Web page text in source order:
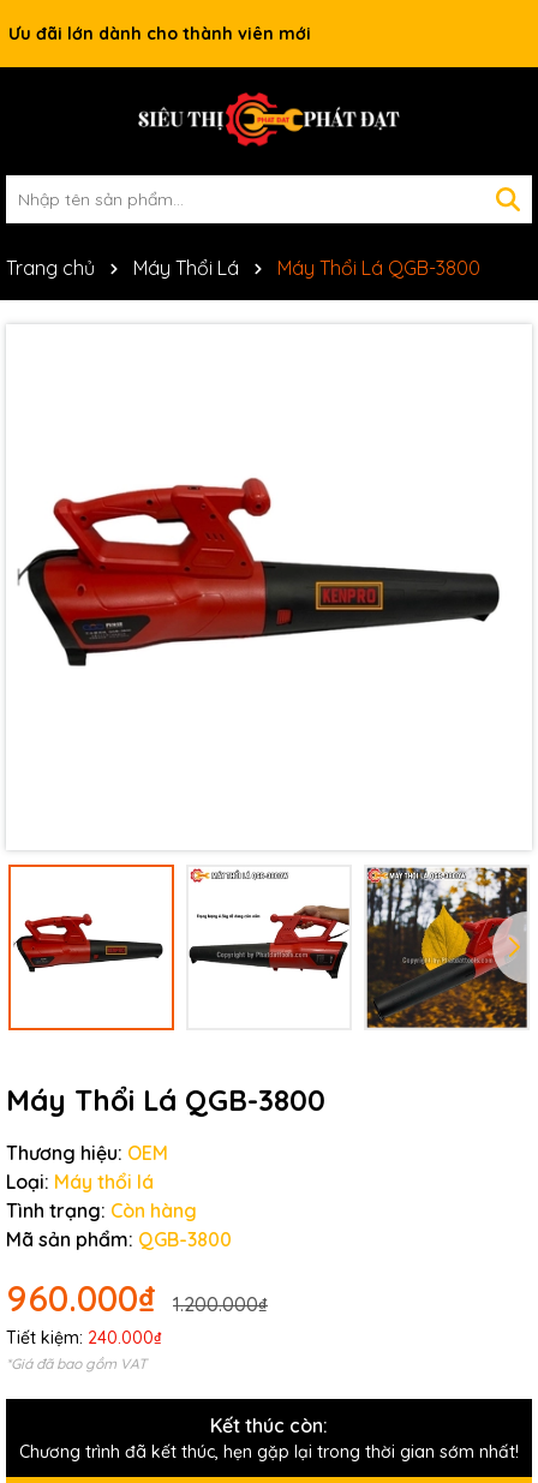
Ưu đãi lớn dành cho thành viên mới
Trang chủ Máy Thổi Lá Máy Thổi Lá QGB-3800
Máy Thổi Lá QGB-3800
Thương hiệu: OEM
Loại: Máy thổi lá
Tình trạng: Còn hàng
Mã sản phẩm: QGB-3800
960.000₫ 1.200.000₫
Tiết kiệm: 240.000₫
*Giá đã bao gồm VAT
Kết thúc còn:
Chương trình đã kết thúc, hẹn gặp lại trong thời gian sớm nhất!
Điều kiện: